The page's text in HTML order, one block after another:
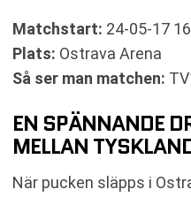
Matchstart: 24-05-17
Plats: Ostrava Arena
Så ser man matchen:
EN SPÄNNANDE
MELLAN
När pucken släpps i